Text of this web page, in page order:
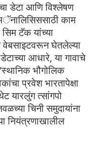
डेटा आणि विश्लेषण
काम
टॅक यांच्या
वेबसाइटवरून घेतलेल्या
आधारे, या गावाचे
भौगोलिक
प्रवेश भारतापेक्षा
यारलुंग त्सांगपो
चिनी समुदायांना
नियंत्रणाखालील